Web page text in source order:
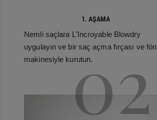
1. AŞAMA
Nemli saçlara L'Incroyable Blowdry
uygulayın ve bir saç açma fırçası ve fön
makinesiyle kurutun.02